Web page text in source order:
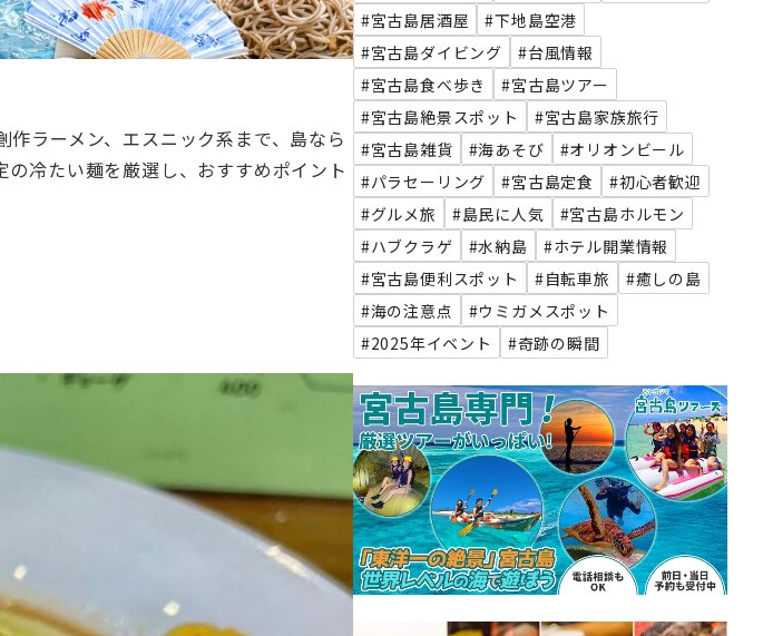
ラーメン、エスニック系まで、島なら
冷たい麺を厳選し、おすすめポイント
#宮古島居酒屋
#下地島空港
#宮古島ダイビング
#台風情報
#宮古島食べ歩き
#宮古島ツアー
#宮古島絶景スポット
#宮古島家族旅行
#宮古島雑貨
#海あそび
#オリオンビール
#パラセーリング
#宮古島定食
#初心者歓迎
#グルメ旅
#島民に人気
#宮古島ホルモン
#ハブクラゲ
#水納島
#ホテル開業情報
#宮古島便利スポット
#自転車旅
#癒しの島
#海の注意点
#ウミガメスポット
#2025年イベント
#奇跡の瞬間